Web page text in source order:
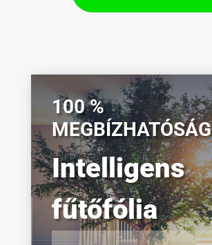
100 %
MEGBÍZHATÓSÁG
Intelligens
fűtőfólia